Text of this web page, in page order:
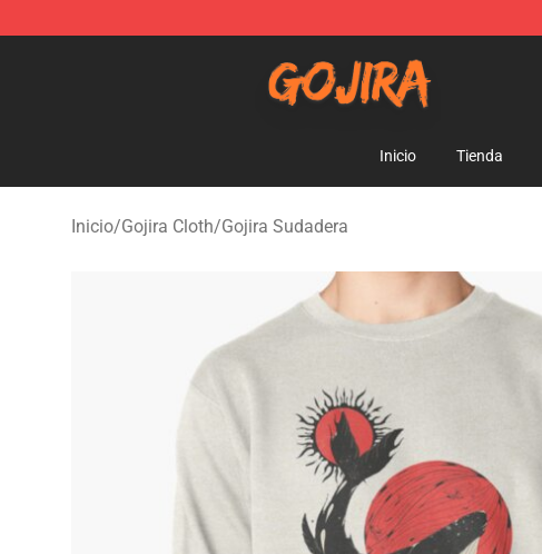
Inicio Tienda
Inicio/Gojira Cloth/Gojira Sudadera